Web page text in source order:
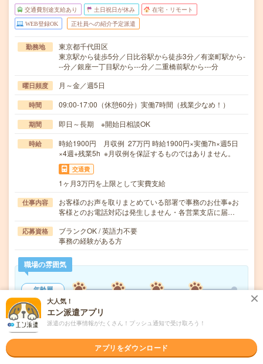
交通費別途支給あり 土日祝日が休み 在宅・リモート
WEB登録OK 正社員への紹介予定派遣
勤務地
東京都千代田区
東京駅から徒歩5分／日比谷駅から徒歩3分／有楽町駅から-
--分／銀座一丁目駅から---分／二重橋前駅から---分
曜日頻度 月～金／週5日
時間 09:00-17:00（休憩60分）実働7時間（残業少なめ！）
期間 即日～長期 ※開始日相談OK
時給
時給1900円 月収例 27万円 時給1900円×実働7h×週5日
×4週+残業5h ※月収例を保証するものではありません。
交通費
1ヶ月3万円を上限として実費支給
仕事内容
お客様のお声を取りまとめている部署で事務のお仕事※お
客様とのお電話対応は発生しません・各営業支店に届…
応募資格
ブランクOK / 英語力不要
事務の経験がある方
職場の雰囲気
年齢層
男女比率
もっと見る
大人気！
エン派遣アプリ
派遣のお仕事情報がたくさん！プッシュ通知で受け取ろう！
アプリをダウンロード